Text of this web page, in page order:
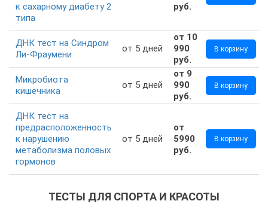
к сахарному диабету 2
типа
руб.
ДНК тест на Синдром
Ли-Фраумени
от 5 дней
от 10
990
руб.
В корзину
Микробиота
кишечника
от 5 дней
от 9
990
руб.
В корзину
ДНК тест на
предрасположенность
к нарушению
метаболизма половых
гормонов
от 5 дней
от
5990
руб.
В корзину
ТЕСТЫ ДЛЯ СПОРТА И КРАСОТЫ